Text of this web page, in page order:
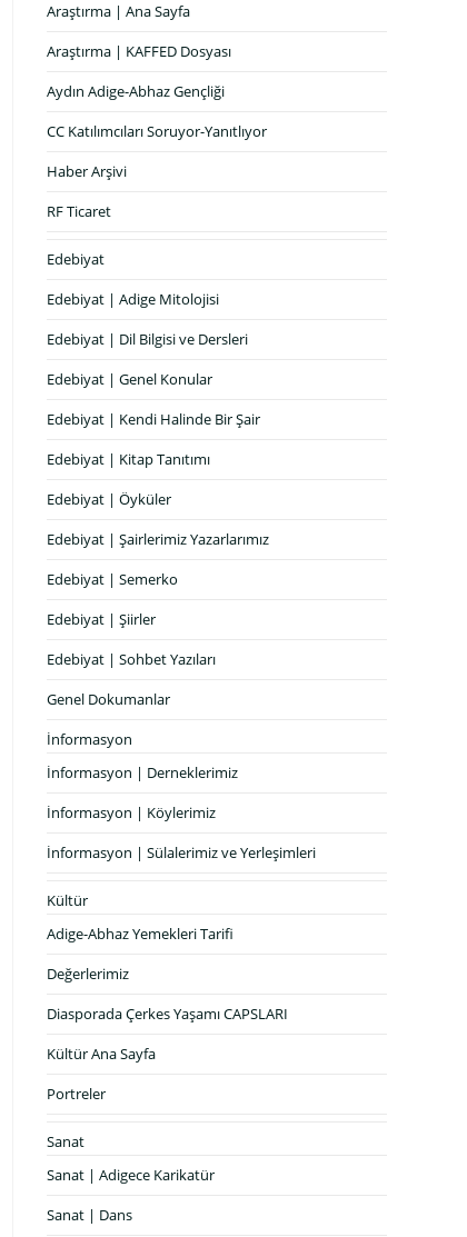
Araştırma | Ana Sayfa
Araştırma | KAFFED Dosyası
Aydın Adige-Abhaz Gençliği
CC Katılımcıları Soruyor-Yanıtlıyor
Haber Arşivi
RF Ticaret
Edebiyat
Edebiyat | Adige Mitolojisi
Edebiyat | Dil Bilgisi ve Dersleri
Edebiyat | Genel Konular
Edebiyat | Kendi Halinde Bir Şair
Edebiyat | Kitap Tanıtımı
Edebiyat | Öyküler
Edebiyat | Şairlerimiz Yazarlarımız
Edebiyat | Semerko
Edebiyat | Şiirler
Edebiyat | Sohbet Yazıları
Genel Dokumanlar
İnformasyon
İnformasyon | Derneklerimiz
İnformasyon | Köylerimiz
İnformasyon | Sülalerimiz ve Yerleşimleri
Kültür
Adige-Abhaz Yemekleri Tarifi
Değerlerimiz
Diasporada Çerkes Yaşamı CAPSLARI
Kültür Ana Sayfa
Portreler
Sanat
Sanat | Adigece Karikatür
Sanat | Dans